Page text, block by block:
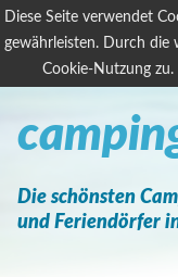
Diese Seite verwendet
gewährleisten. Durch die
Cookie-Nutzung zu.
Die schönsten
und Feriendörfer